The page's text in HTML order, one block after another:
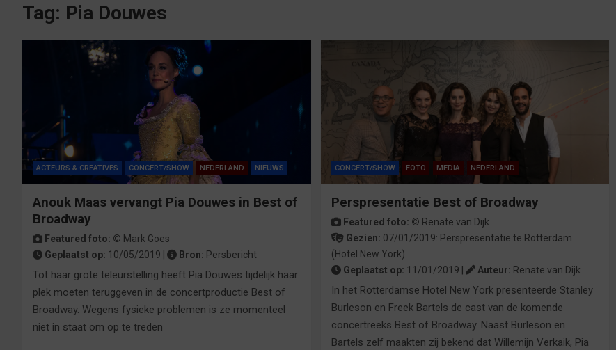
Tag: Pia Douwes
ACTEURS & CREATIVES CONCERT/SHOW NEDERLAND NIEUWS
Anouk Maas vervangt Pia Douwes in Best of
Broadway
Featured foto: © Mark Goes
Geplaatst op: 10/05/2019 | Bron: Persbericht
Tot haar grote teleurstelling heeft Pia Douwes tijdelijk haar
plek moeten teruggeven in de concertproductie Best of
Broadway. Wegens fysieke problemen is ze momenteel
niet in staat om op te treden
CONCERT/SHOW FOTO MEDIA NEDERLAND
Perspresentatie Best of Broadway
Featured foto: © Renate van Dijk
Gezien: 07/01/2019: Perspresentatie te Rotterdam
(Hotel New York)
Geplaatst op: 11/01/2019 | Auteur: Renate van Dijk
In het Rotterdamse Hotel New York presenteerde Stanley
Burleson en Freek Bartels de cast van de komende
concertreeks Best of Broadway. Naast Burleson en
Bartels zelf maakten zij bekend dat Willemijn Verkaik, Pia